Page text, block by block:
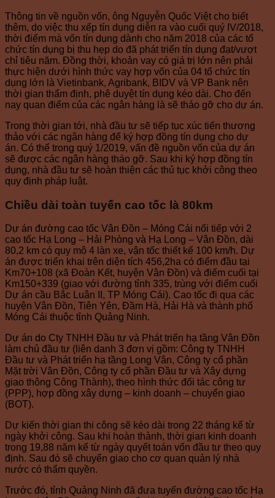
Thông tin về nguồn vốn, ông Nguyễn Quốc Việt cho biết
thêm, do việc thu xếp tín dụng diễn ra vào cuối quý IV/2018,
thời điểm mà vốn tín dụng dành cho năm 2018 của các tổ
chức tín dụng bị thu hẹp do đã phát triển tín dụng đạt/vượt
chỉ tiêu năm. Đồng thời, khoản vay có giá trị lớn nên phải
thực hiện dưới hình thức vay hợp vốn của 04 tổ chức tín
dụng lớn là Vietinbank, Agribank, BIDV và VP Bank nên
thời gian thẩm định, phê duyệt tín dụng kéo dài. Cho đến
nay quan điểm của các ngân hàng là sẽ tháo gỡ cho dự án.
Trong thời gian tới, nhà đầu tư sẽ tiếp tục xúc tiến thương
thảo với các ngân hàng để ký hợp đồng tín dụng cho dự
án. Có thể trong quý 1/2019, vấn đề nguồn vốn của dự án
sẽ được các ngân hàng tháo gỡ. Sau khi ký hợp đồng tín
dụng, nhà đầu tư sẽ hoàn thiện các thủ tục khởi công theo
quy định pháp luật.
Chiều dài toàn tuyến cao tốc là 80km
Dự án đường cao tốc Vân Đồn – Móng Cái nối tiếp với 2
cao tốc Hạ Long – Hải Phòng và Hạ Long – Vân Đồn, dài
80,2 km có quy mô 4 làn xe, vận tốc thiết kế 100 km/h. Dự
án được triển khai trên diện tích 456,2ha có điểm đầu tại
Km70+108 (xã Đoàn Kết, huyện Vân Đồn) và điểm cuối tại
Km150+339 (giao với đường tỉnh 335, trùng với điểm cuối
Dự án cầu Bắc Luân II, TP Móng Cái). Cao tốc đi qua các
huyện Vân Đồn, Tiên Yên, Đầm Hà, Hải Hà và thành phố
Móng Cái thuộc tỉnh Quảng Ninh.
Dự án do Cty TNHH Đầu tư và Phát triển hạ tầng Vân Đồn
làm chủ đầu tư (liên danh 3 đơn vị gồm: Công ty TNHH
Đầu tư và Phát triển hạ tầng Long Vân, Công ty cổ phần
Mặt trời Vân Đồn, Công ty cổ phần Đầu tư và Xây dựng
giao thông Công Thành), theo hình thức đối tác công tư
(PPP), hợp đồng xây dựng – kinh doanh – chuyển giao
(BOT).
Dự kiến thời gian thi công sẽ kéo dài trong 22 tháng kể từ
ngày khởi công. Sau khi hoàn thành, thời gian kinh doanh
trong 19,88 năm kể từ ngày quyết toán vốn đầu tư theo quy
định. Sau đó sẽ chuyển giao cho cơ quan quản lý nhà
nước có thẩm quyền.
Trước đó, tỉnh Quảng Ninh đã đưa tuyến đường cao tốc Hạ